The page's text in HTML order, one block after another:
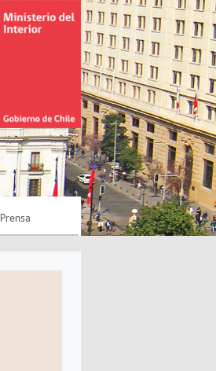
Prensa